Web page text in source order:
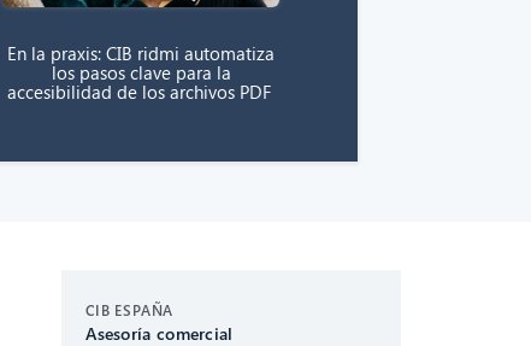
En la praxis: CIB ridmi automatiza
los pasos clave para la
accesibilidad de los archivos PDF
CIB ESPAÑA
Asesoría comercial